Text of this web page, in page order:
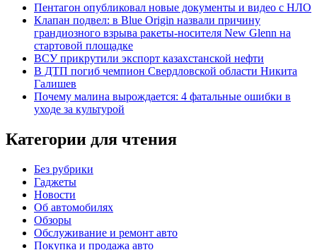
Пентагон опубликовал новые документы и видео с НЛО
Клапан подвел: в Blue Origin назвали причину
грандиозного взрыва ракеты-носителя New Glenn на
стартовой площадке
ВСУ прикрутили экспорт казахстанской нефти
В ДТП погиб чемпион Свердловской области Никита
Галишев
Почему малина вырождается: 4 фатальные ошибки в
уходе за культурой
Категории для чтения
Без рубрики
Гаджеты
Новости
Об автомобилях
Обзоры
Обслуживание и ремонт авто
Покупка и продажа авто